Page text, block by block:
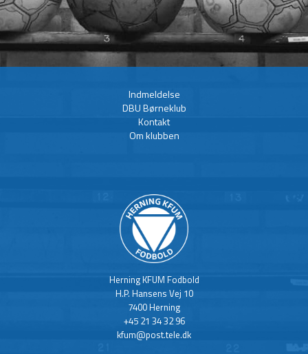
Indmeldelse
DBU Børneklub
Kontakt
Om klubben
Herning KFUM Fodbold
H.P. Hansens Vej 10
7400 Herning
+45 21 34 32 96
kfum@post.tele.dk